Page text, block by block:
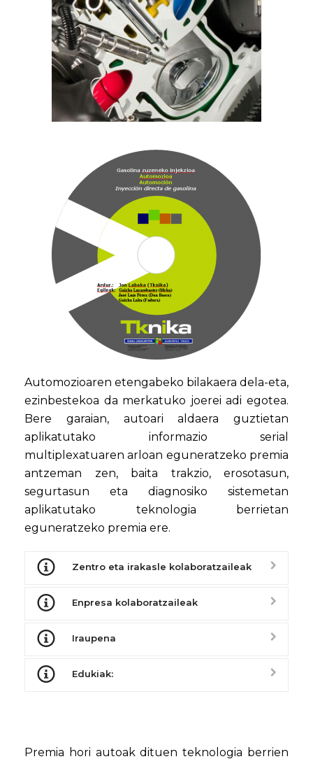
Automozioaren etengabeko bilakaera dela-eta,
ezinbestekoa da merkatuko joerei adi egotea.
Bere garaian, autoari aldaera guztietan
aplikatutako informazio serial
multiplexatuaren arloan eguneratzeko premia
antzeman zen, baita trakzio, erosotasun,
segurtasun eta diagnosiko sistemetan
aplikatutako teknologia berrietan
eguneratzeko premia ere.
Zentro eta irakasle kolaboratzaileak
Enpresa kolaboratzaileak
Iraupena
Edukiak:
Premia hori autoak dituen teknologia berrien